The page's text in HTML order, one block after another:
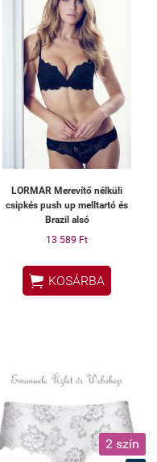
✔ Könnyű, légies érzés egész
nap
Ha nem szereted a merevítős
melltartókat, de mégis szeretnél
szép tartást, ez a modell
tökéletes választás.
LORMAR Merevítő nélküli
csipkés push up melltartó és
Brazil alsó
13 589 Ft
 KOSÁRBA
2 szín